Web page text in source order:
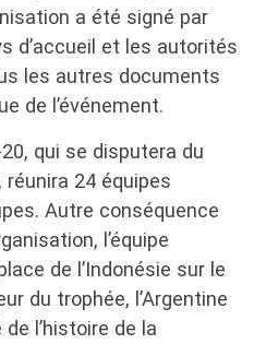
a été signé par
d’accueil et les autorités
les autres documents
de l’événement.
qui se disputera du
réunira 24 équipes
Autre conséquence
l’équipe
de l’Indonésie sur le
du trophée, l’Argentine
l’histoire de la